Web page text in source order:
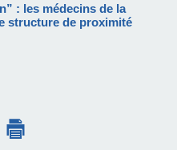
: les médecins de la
structure de proximité